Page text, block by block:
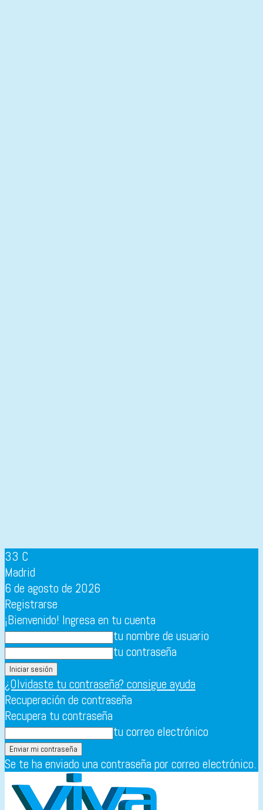
33 C
Madrid
6 de agosto de 2026
Registrarse
¡Bienvenido! Ingresa en tu cuenta
tu nombre de usuario
tu contraseña
¿Olvidaste tu contraseña? consigue ayuda
Recuperación de contraseña
Recupera tu contraseña
tu correo electrónico
Se te ha enviado una contraseña por correo electrónico.